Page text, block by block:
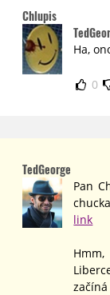
Chlupis
Ha,
0
TedGeorge
Pan
link